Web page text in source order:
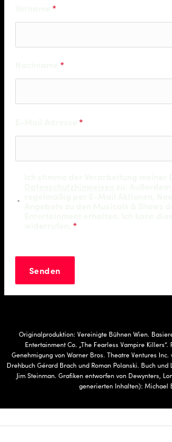
*
*
*
*
Originalproduktion: Vereinigte Bühnen Wien.
Entertainment Co. „The Fearless Vampire
Genehmigung von Warner Bros. Theatre Ventures Inc.
Drehbuch Gérard Brach und Roman Polanski. Buch
Jim Steinman. Grafiken entworfen von Dewynters,
generierten Inhalten): Michael